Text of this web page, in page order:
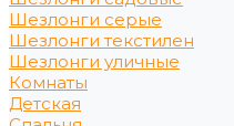
Шезлонги серые
Шезлонги текстилен
Шезлонги уличные
Комнаты
Детская